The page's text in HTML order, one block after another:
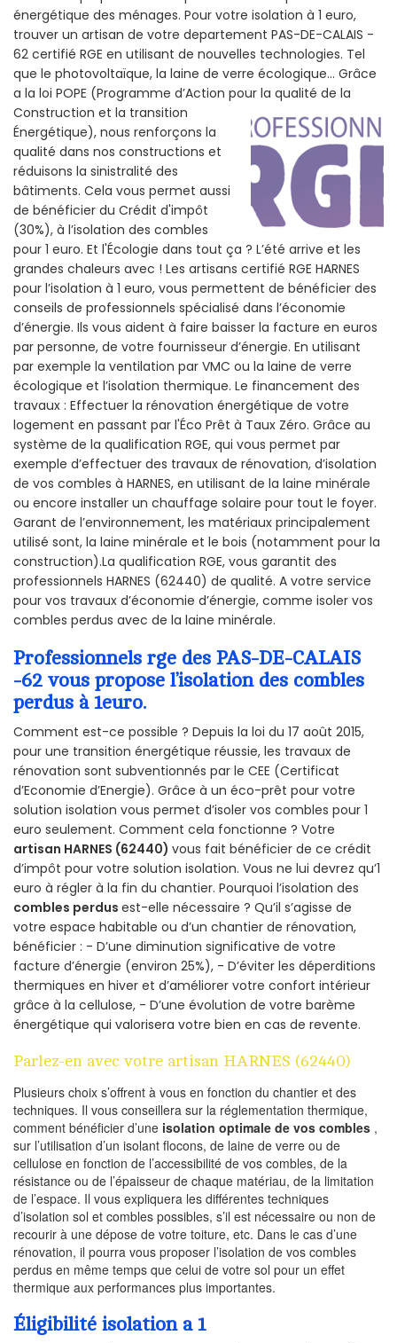
énergétique des ménages. Pour votre isolation à 1 euro,
trouver un artisan de votre departement PAS-DE-CALAIS -
62 certifié RGE en utilisant de nouvelles technologies. Tel
que le photovoltaïque, la laine de verre écologique... Grâce
a la loi POPE (Programme d’Action pour la qualité de la
Construction et la transition
Énergétique), nous renforçons la
qualité dans nos constructions et
réduisons la sinistralité des
bâtiments. Cela vous permet aussi
de bénéficier du Crédit d'impôt
(30%), à l’isolation des combles
pour 1 euro. Et l'Écologie dans tout ça ? L’été arrive et les
grandes chaleurs avec ! Les artisans certifié RGE HARNES
pour l’isolation à 1 euro, vous permettent de bénéficier des
conseils de professionnels spécialisé dans l’économie
d’énergie. Ils vous aident à faire baisser la facture en euros
par personne, de votre fournisseur d’énergie. En utilisant
par exemple la ventilation par VMC ou la laine de verre
écologique et l’isolation thermique. Le financement des
travaux : Effectuer la rénovation énergétique de votre
logement en passant par l'Éco Prêt à Taux Zéro. Grâce au
système de la qualification RGE, qui vous permet par
exemple d’effectuer des travaux de rénovation, d’isolation
de vos combles à HARNES, en utilisant de la laine minérale
ou encore installer un chauffage solaire pour tout le foyer.
Garant de l’environnement, les matériaux principalement
utilisé sont, la laine minérale et le bois (notamment pour la
construction).La qualification RGE, vous garantit des
professionnels HARNES (62440) de qualité. A votre service
pour vos travaux d’économie d’énergie, comme isoler vos
combles perdus avec de la laine minérale.
Professionnels rge des PAS-DE-CALAIS
-62 vous propose l’isolation des combles
perdus à 1euro.
Comment est-ce possible ? Depuis la loi du 17 août 2015,
pour une transition énergétique réussie, les travaux de
rénovation sont subventionnés par le CEE (Certificat
d’Economie d’Energie). Grâce à un éco-prêt pour votre
solution isolation vous permet d’isoler vos combles pour 1
euro seulement. Comment cela fonctionne ? Votre
artisan HARNES (62440) vous fait bénéficier de ce crédit
d’impôt pour votre solution isolation. Vous ne lui devrez qu’1
euro à régler à la fin du chantier. Pourquoi l’isolation des
combles perdus est-elle nécessaire ? Qu’il s’agisse de
votre espace habitable ou d’un chantier de rénovation,
bénéficier : - D’une diminution significative de votre
facture d’énergie (environ 25%), - D’éviter les déperditions
thermiques en hiver et d’améliorer votre confort intérieur
grâce à la cellulose, - D’une évolution de votre barème
énergétique qui valorisera votre bien en cas de revente.
Parlez-en avec votre artisan HARNES (62440)
Plusieurs choix s’offrent à vous en fonction du chantier et des
techniques. Il vous conseillera sur la réglementation thermique,
comment bénéficier d’une isolation optimale de vos combles ,
sur l’utilisation d’un isolant flocons, de laine de verre ou de
cellulose en fonction de l’accessibilité de vos combles, de la
résistance ou de l’épaisseur de chaque matériau, de la limitation
de l’espace. Il vous expliquera les différentes techniques
d’isolation sol et combles possibles, s’il est nécessaire ou non de
recourir à une dépose de votre toiture, etc. Dans le cas d’une
rénovation, il pourra vous proposer l’isolation de vos combles
perdus en même temps que celui de votre sol pour un effet
thermique aux performances plus importantes.
Éligibilité isolation a 1